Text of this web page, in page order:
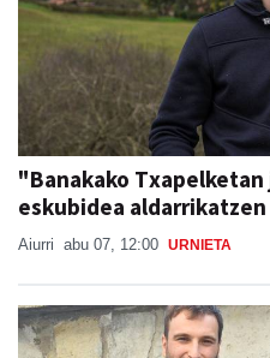
"Banakako
eskubidea
Aiurri abu 07, 12:00 URNIETA